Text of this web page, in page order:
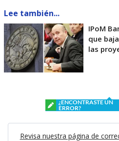
Lee también...
IPoM
que
las
¿ENCONTRASTE UN
ERROR?
Revisa nuestra página de